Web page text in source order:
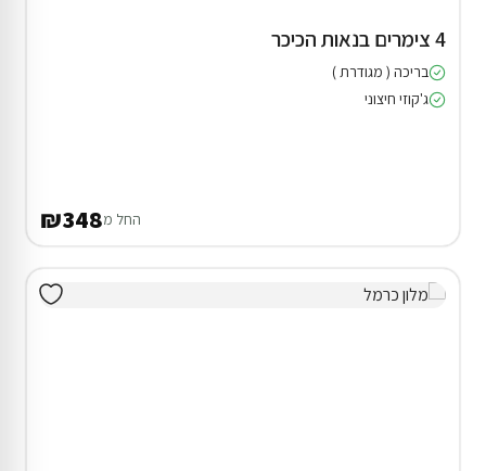
4 צימרים בנאות הכיכר
בריכה ( מגודרת )
ג'קוזי חיצוני
החל מ₪348